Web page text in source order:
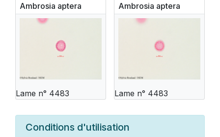
Ambrosia aptera
Lame n° 4483
Ambrosia aptera
Lame n° 4483
Conditions d'utilisation